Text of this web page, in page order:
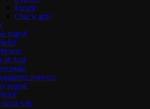
Forum
Chat w grze
zagrać
of Aria
Serwera
zagrać
Arii